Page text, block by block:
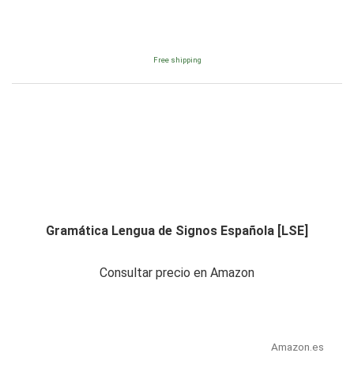
Free shipping
Gramática Lengua de Signos Española [LSE]
Consultar precio en Amazon
Amazon.es